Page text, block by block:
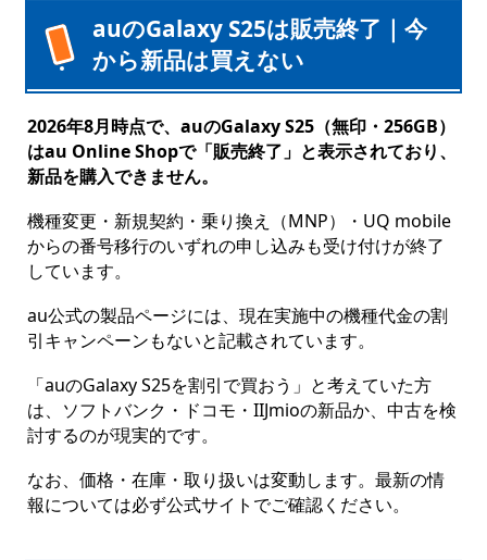
auのGalaxy S25は販売終了｜今
から新品は買えない
2026年8月時点で、auのGalaxy S25（無印・256GB）
はau Online Shopで「販売終了」と表示されており、
新品を購入できません。
機種変更・新規契約・乗り換え（MNP）・UQ mobile
からの番号移行のいずれの申し込みも受け付けが終了
しています。
au公式の製品ページには、現在実施中の機種代金の割
引キャンペーンもないと記載されています。
「auのGalaxy S25を割引で買おう」と考えていた方
は、ソフトバンク・ドコモ・IIJmioの新品か、中古を検
討するのが現実的です。
なお、価格・在庫・取り扱いは変動します。最新の情
報については必ず公式サイトでご確認ください。